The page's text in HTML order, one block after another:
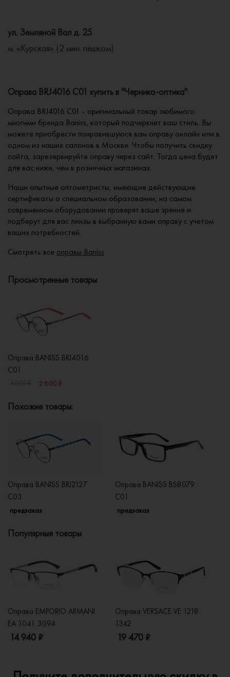
ул. Земляной Вал д. 25
м. «Курская» (2 мин. пешком)
Оправа BRJ4016 C01 купить в "Черника-оптика"
Оправа BRJ4016 C01 - оригинальный товар любимого
многими бренда Baniss, который подчеркнет ваш стиль. Вы
можете приобрести понравившуюся вам оправу онлайн или в
одном из наших салонов в Москве. Чтобы получить скидку
сайта, зарезервируйте оправу через сайт. Тогда цена будет
для вас ниже, чем в розничных магазинах.
Наши опытные оптометристы, имеющие действующие
сертификаты о специальном образовании, на самом
современном оборудовании проверят ваше зрение и
подберут для вас линзы в выбранную вами оправу с учетом
ваших потребностей.
Смотреть все оправы Baniss
Просмотренные товары
Оправа BANISS BRJ4016
C01
2 800 ₽
Похожие товары:
Оправа BANISS BRJ2127
C03
предзаказ
Оправа BANISS BS8079
C01
предзаказ
Популярные товары
Оправа EMPORIO ARMANI
EA 1041 3094
14 940 ₽
Оправа VERSACE VE 1218
1342
19 470 ₽